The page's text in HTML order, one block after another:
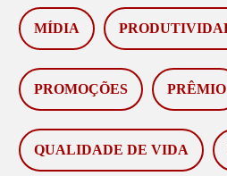
MÍDIA
PROMOÇÕES PRÊMIO
QUALIDADE DE VIDA